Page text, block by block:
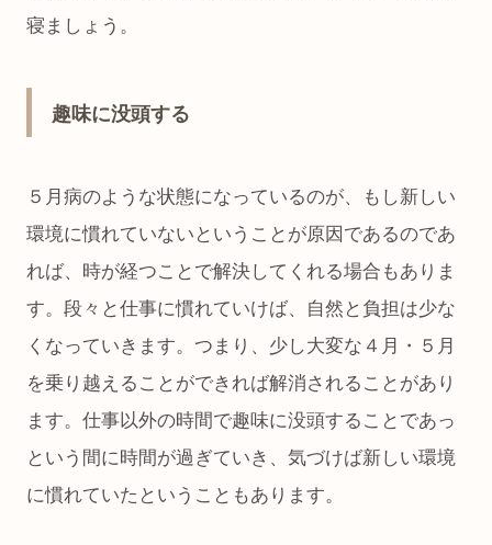
寝ましょう。
趣味に没頭する
５月病のような状態になっているのが、もし新しい
環境に慣れていないということが原因であるのであ
れば、時が経つことで解決してくれる場合もありま
す。段々と仕事に慣れていけば、自然と負担は少な
くなっていきます。つまり、少し大変な４月・５月
を乗り越えることができれば解消されることがあり
ます。仕事以外の時間で趣味に没頭することであっ
という間に時間が過ぎていき、気づけば新しい環境
に慣れていたということもあります。